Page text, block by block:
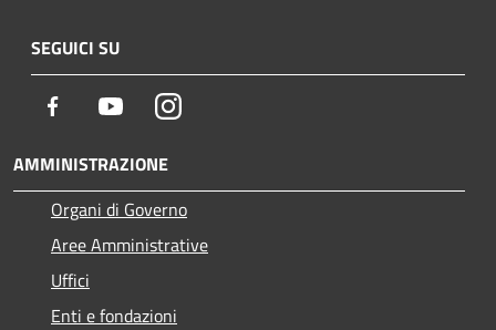
SEGUICI SU
Facebook YoutubeInstagram
AMMINISTRAZIONE
Organi di Governo
Aree Amministrative
Uffici
Enti e fondazioni